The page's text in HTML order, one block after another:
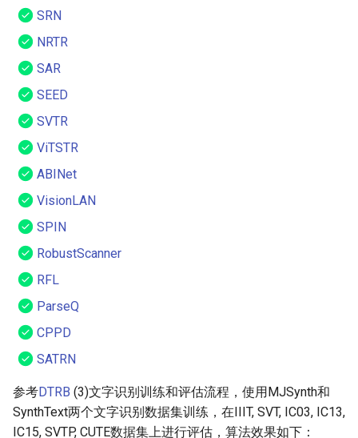
SRN
NRTR
SAR
SEED
SVTR
ViTSTR
ABINet
VisionLAN
SPIN
RobustScanner
RFL
ParseQ
CPPD
SATRN
参考DTRB (3)文字识别训练和评估流程，使用MJSynth和
SynthText两个文字识别数据集训练，在IIIT, SVT, IC03, IC13,
IC15, SVTP, CUTE数据集上进行评估，算法效果如下：